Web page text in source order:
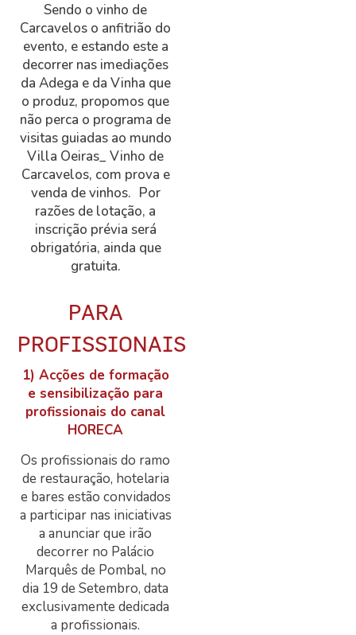
Sendo o vinho de
Carcavelos o anfitrião do
evento, e estando este a
decorrer nas imediações
da Adega e da Vinha que
o produz, propomos que
não perca o programa de
visitas guiadas ao mundo
Villa Oeiras_ Vinho de
Carcavelos, com prova e
venda de vinhos. Por
razões de lotação, a
inscrição prévia será
obrigatória, ainda que
gratuita.
PARA
PROFISSIONAIS
1) Acções de formação
e sensibilização para
profissionais do canal
HORECA
Os profissionais do ramo
de restauração, hotelaria
e bares estão convidados
a participar nas iniciativas
a anunciar que irão
decorrer no Palácio
Marquês de Pombal, no
dia 19 de Setembro, data
exclusivamente dedicada
a profissionais.